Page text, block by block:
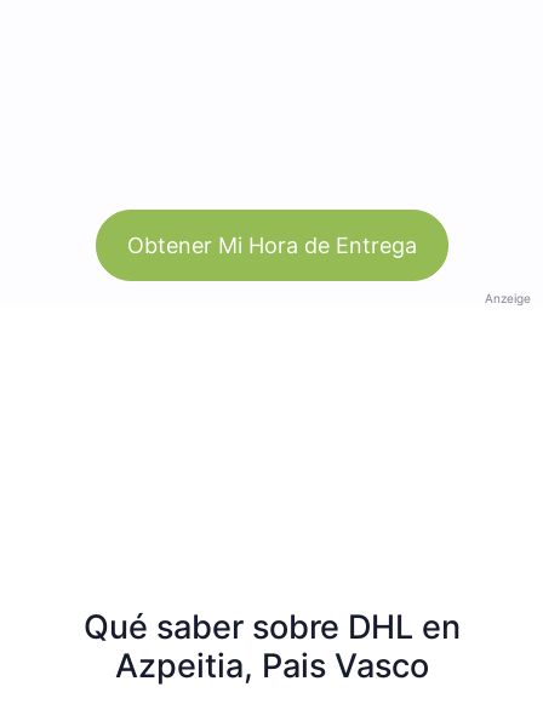
Obtener Mi Hora de Entrega
Anzeige
Qué saber sobre DHL en
Azpeitia, Pais Vasco